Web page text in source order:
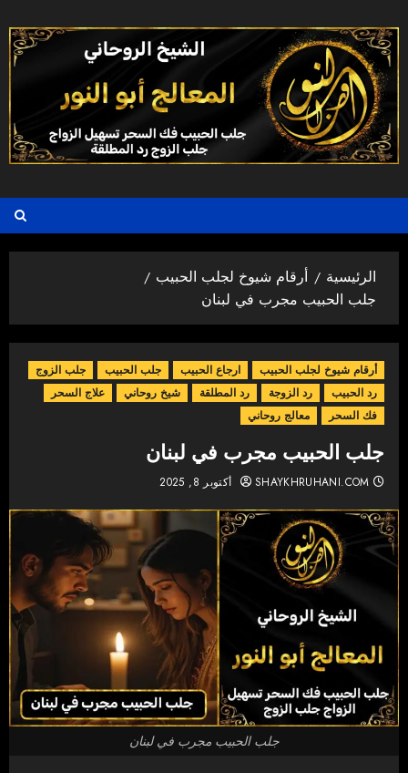
إلى
المحتوى
الرئيسية
أرقام شيوخ لجلب الحبيب
جلب الحبيب مجرب في لبنان
أرقام شيوخ لجلب الحبيب ارجاع الحبيب جلب الحبيب
جلب الزوج
رد الحبيب
رد الزوجة رد المطلقة شيخ روحاني
علاج السحر
فك السحر
معالج روحاني
جلب الحبيب مجرب في لبنان
SHAYKHRUHANI.COM أكتوبر 8, 2025
جلب الحبيب مجرب في لبنان